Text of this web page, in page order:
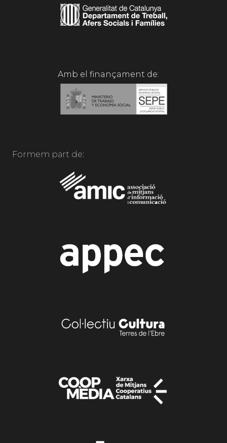
Amb el finançament de:
Formem part de: